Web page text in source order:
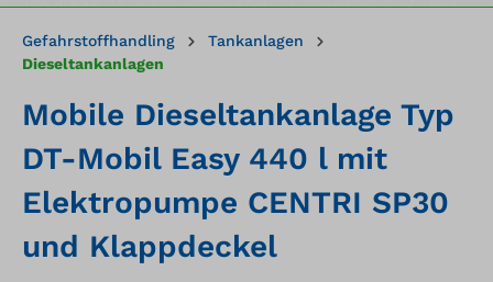
Gefahrstoffhandling
Tankanlagen
Dieseltankanlagen
Mobile Dieseltankanlage Typ
DT-Mobil Easy 440 l mit
Elektropumpe CENTRI SP30
und Klappdeckel